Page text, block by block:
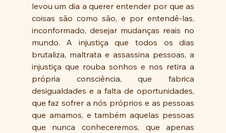
levou um dia a querer entender por que as
coisas são como são, e por entendê-las,
inconformado, desejar mudanças reais no
mundo. A injustiça que todos os dias
brutaliza, maltrata e assassina pessoas, a
injustiça que rouba sonhos e nos retira a
própria consciência, que fabrica
desigualdades e a falta de oportunidades,
que faz sofrer a nós próprios e as pessoas
que amamos, e também aquelas pessoas
que nunca conheceremos, que apenas